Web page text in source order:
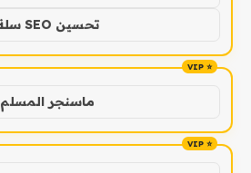
تحسين SEO سلة
ماسنجر المسلم